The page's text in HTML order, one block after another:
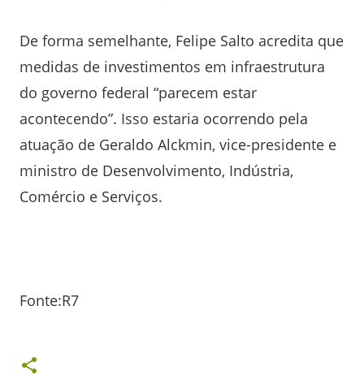
De forma semelhante, Felipe Salto acredita que
medidas de investimentos em infraestrutura
do governo federal “parecem estar
acontecendo”. Isso estaria ocorrendo pela
atuação de Geraldo Alckmin, vice-presidente e
ministro de Desenvolvimento, Indústria,
Comércio e Serviços.
Fonte:R7